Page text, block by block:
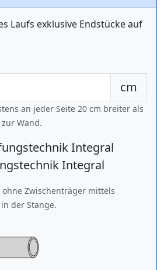
Laufs exklusive Endstücke auf
cm
an jeder Seite 20 cm breiter als
Wand.
Integral
Integral
Zwischenträger mittels
der Stange.